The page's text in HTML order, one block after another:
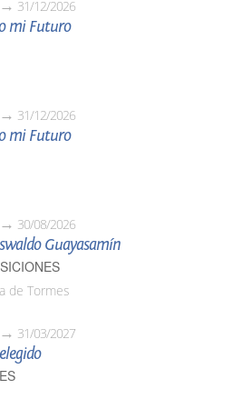
31/12/2026
mi Futuro
31/12/2026
mi Futuro
30/08/2026
Guayasamín
de Tormes
31/03/2027